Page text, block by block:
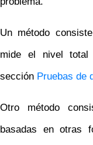
Un método
mide el nivel
sección Pruebas de
Otro método
basadas en otras